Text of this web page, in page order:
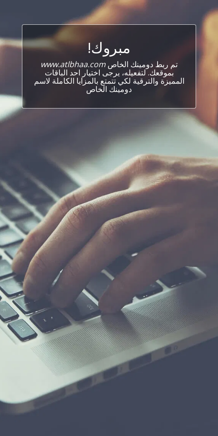
مبروك!
تم ربط دومينك الخاص www.atlbhaa.com
بموقعك. لتفعيله، يرجى اختيار احد الباقات
المميزة والترقية لكي تتمتع بالمزايا الكاملة لاسم
دومينك الخاص